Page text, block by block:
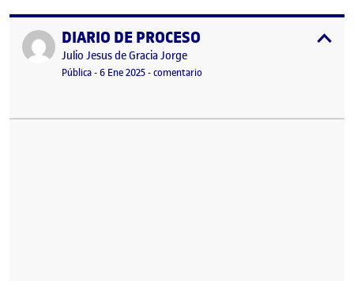
Publicado porDIARIO DE PROCESO
Publicado por
Julio Jesus de Gracia Jorge
Visibilidad:
Pública-Fecha de publicación
6 Ene 2025-comentario